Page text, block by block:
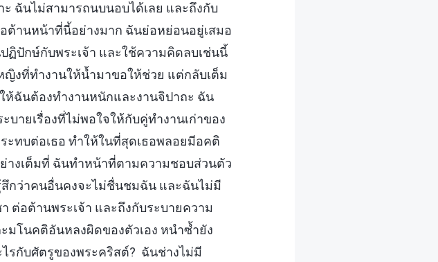
ฉันไม่สามารถนบนอบได้เลย และถึงกับ
ต้านหน้าที่นี้อย่างมาก ฉันย่อหย่อนอยู่เสมอ
ฏิปักษ์กับพระเจ้า และใช้ความคิดลบเช่นนี้
งที่ทำงานให้น้ำมาขอให้ช่วย แต่กลับเต็ม
ห้ฉันต้องทำงานหนักและงานจิปาถะ ฉัน
ายเรื่องที่ไม่พอใจให้กับคู่ทำงานเก่าของ
ะทบต่อเธอ ทำให้ในที่สุดเธอพลอยมีอคติ
างเต็มที่ ฉันทำหน้าที่ตามความชอบส่วนตัว
กว่าคนอื่นคงจะไม่ชื่นชมฉัน และฉันไม่มี
ต่อต้านพระเจ้า และถึงกับระบายความ
มโนคติอันหลงผิดของตัวเอง หนำซ้ำยัง
รกับศัตรูของพระคริสต์? ฉันช่างไม่มี